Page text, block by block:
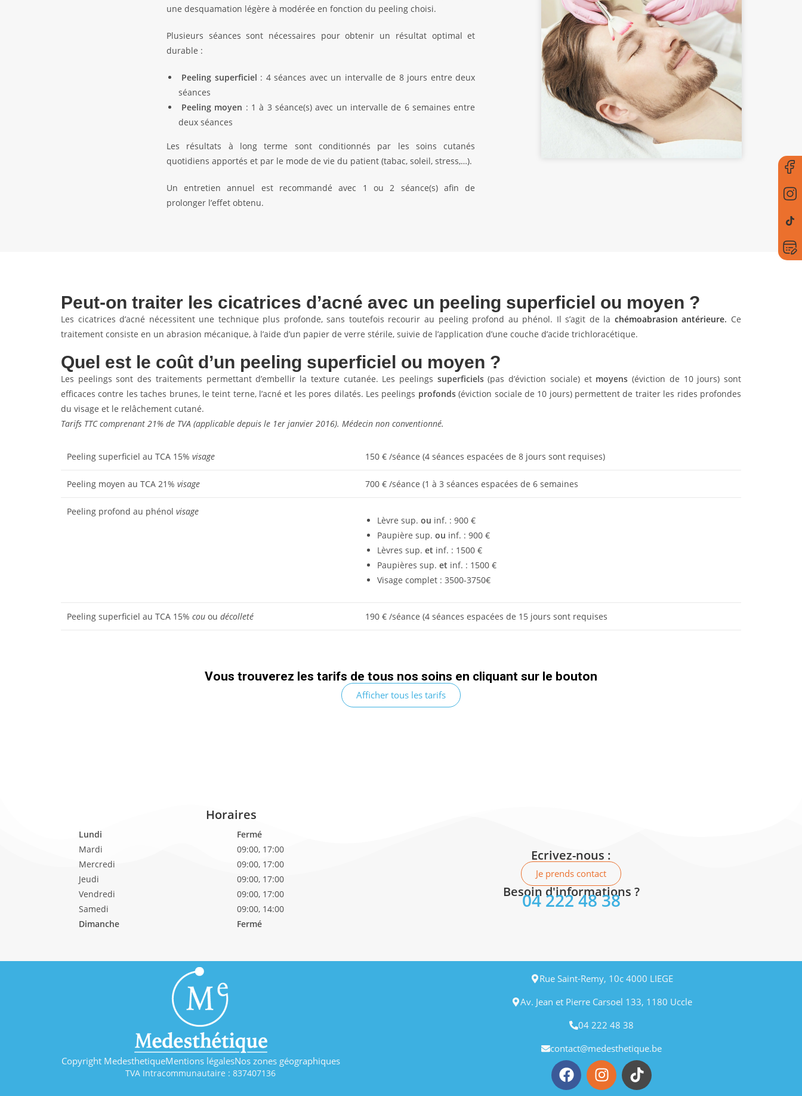
une desquamation légère à modérée en fonction du peeling choisi.
Plusieurs séances sont nécessaires pour obtenir un résultat optimal et
durable :
Peeling superficiel : 4 séances avec un intervalle de 8 jours entre deux
séances
Peeling moyen : 1 à 3 séance(s) avec un intervalle de 6 semaines entre
deux séances
Les résultats à long terme sont conditionnés par les soins cutanés
quotidiens apportés et par le mode de vie du patient (tabac, soleil, stress,…).
Un entretien annuel est recommandé avec 1 ou 2 séance(s) afin de
prolonger l’effet obtenu.
Peut-on traiter les cicatrices d’acné avec un peeling superficiel ou moyen ?
Les cicatrices d’acné nécessitent une technique plus profonde, sans toutefois recourir au peeling profond au phénol. Il s’agit de la chémoabrasion antérieure. Ce
traitement consiste en un abrasion mécanique, à l’aide d’un papier de verre stérile, suivie de l’application d’une couche d’acide trichloracétique.
Quel est le coût d’un peeling superficiel ou moyen ?
Les peelings sont des traitements permettant d’embellir la texture cutanée. Les peelings superficiels(pas d’éviction sociale) et moyens (éviction de 10 jours) sont
efficaces contre les taches brunes, le teint terne, l’acné et les pores dilatés. Les peelings profonds(éviction sociale de 10 jours) permettent de traiter les rides profondes
du visage et le relâchement cutané.
Tarifs TTC comprenant 21% de TVA (applicable depuis le 1er janvier 2016). Médecin non conventionné.
Peeling superficiel au TCA 15% visage 150 € /séance (4 séances espacées de 8 jours sont requises)
Peeling moyen au TCA 21% visage 700 € /séance (1 à 3 séances espacées de 6 semaines
Peeling profond au phénol visage
Lèvre sup. ou inf. : 900 €
Paupière sup. ou inf. : 900 €
Lèvres sup. et inf. : 1500 €
Paupières sup. et inf. : 1500 €
Visage complet : 3500-3750€
Peeling superficiel au TCA 15% cou ou décolleté 190 € /séance (4 séances espacées de 15 jours sont requises
Vous trouverez les tarifs de tous nos soins en cliquant sur le bouton
Afficher tous les tarifs
Horaires
Lundi
Mardi
Mercredi
Jeudi
Vendredi
Samedi
Dimanche
Fermé
09:00, 17:00
09:00, 17:00
09:00, 17:00
09:00, 17:00
09:00, 14:00
Fermé
Ecrivez-nous :
Je prends contact
Besoin d'informations ?
04 222 48 38
Copyright MedesthetiqueMentions légalesNos zones géographiques
TVA Intracommunautaire : 837407136
Rue Saint-Remy, 10c 4000 LIEGE
Av. Jean et Pierre Carsoel 133, 1180 Uccle
04 222 48 38
contact@medesthetique.be